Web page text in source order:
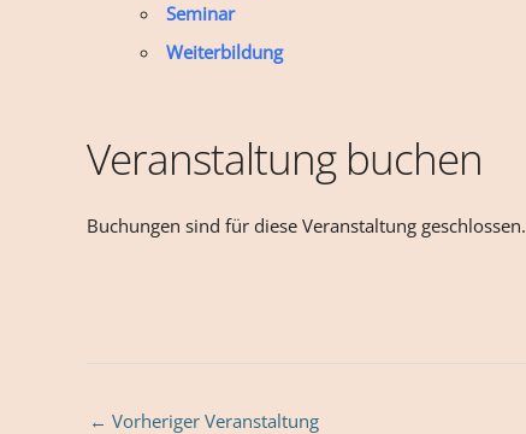
Seminar
Weiterbildung
Veranstaltung buchen
Buchungen sind für diese Veranstaltung geschlossen.
← Vorheriger Veranstaltung